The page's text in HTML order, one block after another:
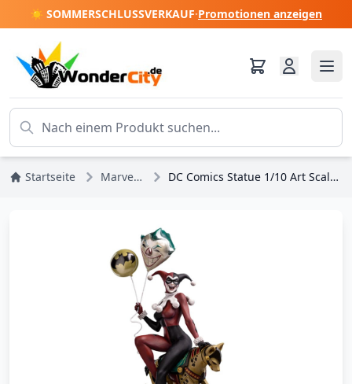
☀️ SOMMERSCHLUSSVERKAUF·Promotionen anzeigen
Startseite Marvel DC Comics DC Comics Statue 1/10 Art Scale Harley Quinn Unleashed 30 cm